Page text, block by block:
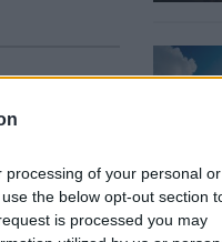
of your personal or
the below opt-out section
is processed you may